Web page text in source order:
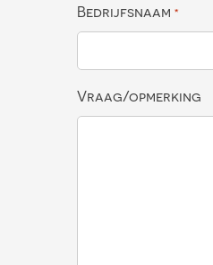
Bedrijfsnaam *
Vraag/opmerking